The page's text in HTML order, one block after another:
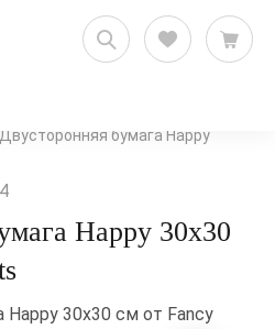
для скрапбукинга
Двусторонняя бумага Happy
Happy 30х30